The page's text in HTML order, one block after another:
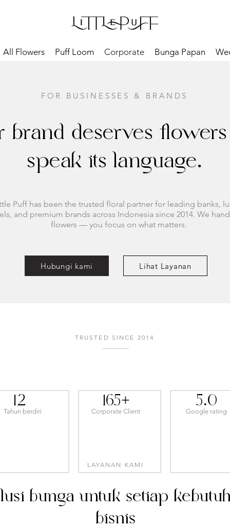
All Flowers Puff Loom Corporate Bunga Papan
FOR BUSINESSES & BRANDS
brand deserves
speak its language.
Puff has been the trusted floral partner for leading banks,
and premium brands across Indonesia since 2014. We
flowers — you focus on what matters.
Hubungi kami Lihat Layanan
TRUSTED SINCE 2014
12 165+ 5.0
Tahun berdiri Corporate Client Google rating
LAYANAN KAMI
bunga untuk setiap
bisnis